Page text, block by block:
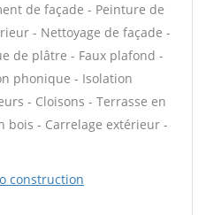
de façade - Peinture de
- Nettoyage de façade -
de plâtre - Faux plafond -
phonique - Isolation
- Cloisons - Terrasse en
bois - Carrelage extérieur -
construction